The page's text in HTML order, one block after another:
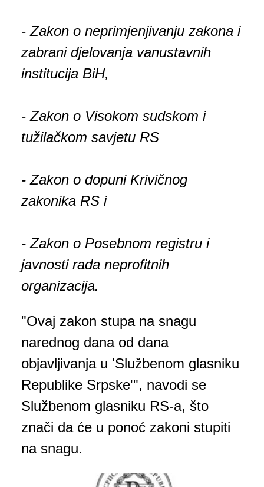
- Zakon o neprimjenjivanju zakona i
zabrani djelovanja vanustavnih
institucija BiH,
- Zakon o Visokom sudskom i
tužilačkom savjetu RS
- Zakon o dopuni Krivičnog
zakonika RS i
- Zakon o Posebnom registru i
javnosti rada neprofitnih
organizacija.
"Ovaj zakon stupa na snagu
narednog dana od dana
objavljivanja u 'Službenom glasniku
Republike Srpske'", navodi se
Službenom glasniku RS-a, što
znači da će u ponoć zakoni stupiti
na snagu.